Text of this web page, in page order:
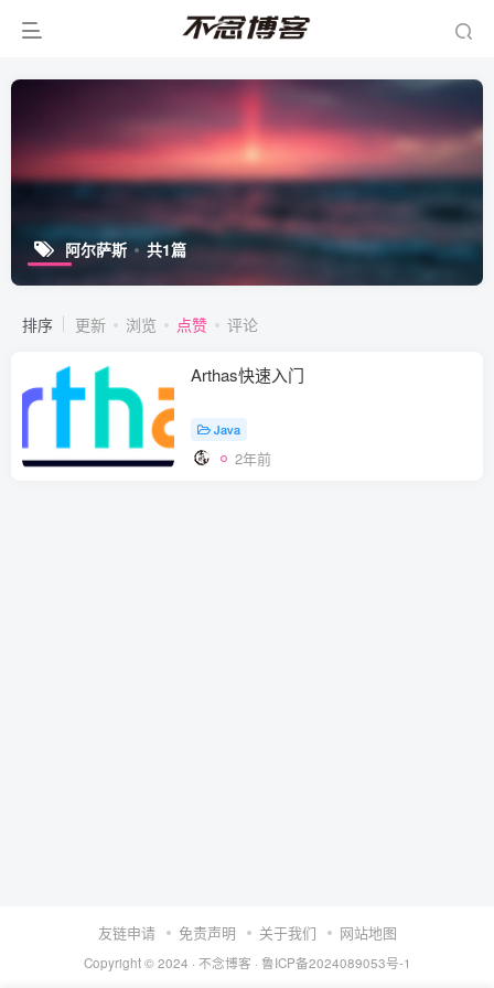
阿尔萨斯 共1篇
排序 更新 浏览 点赞 评论
Arthas快速入门
Java
2年前
友链申请 免责声明 关于我们 网站地图
Copyright © 2024 · 不念博客 · 鲁ICP备2024089053号-1